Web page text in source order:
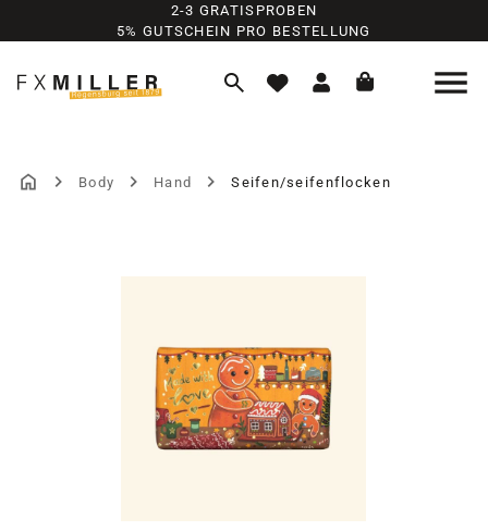
Zum Hauptinhalt springen
2-3 GRATISPROBEN
5% GUTSCHEIN PRO BESTELLUNG
Body Hand Seifen/seifenflocken